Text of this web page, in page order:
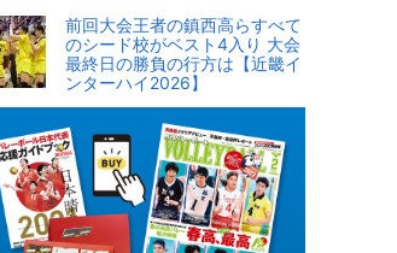
前回大会王者の鎮西高らすべて
のシード校がベスト4入り 大会
最終日の勝負の行方は【近畿イ
ンターハイ2026】